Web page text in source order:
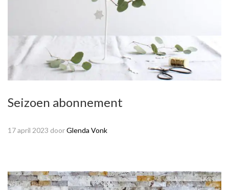
Seizoen abonnement
17 april 2023 doorGlenda Vonk